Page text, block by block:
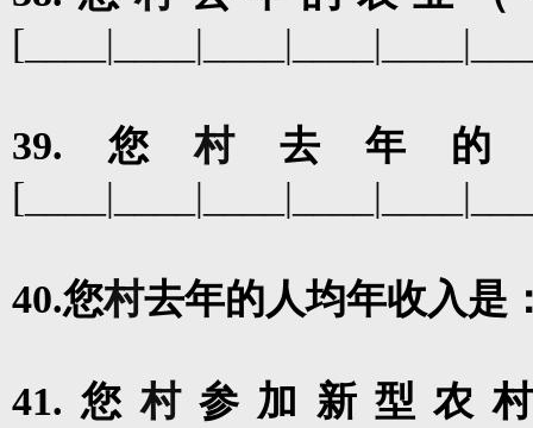
39. 您村去年
40.您村去年的人均年收入是
41. 您村 参加新型农